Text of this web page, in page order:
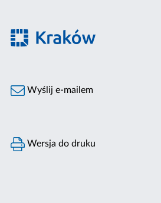
Wyślij e-mailem
Wersja do druku